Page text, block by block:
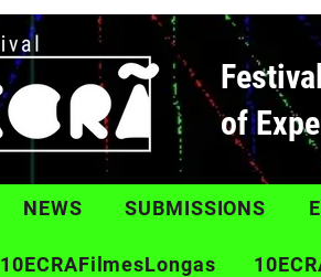
of
NEWS SUBMISSIONS
10ECRAFilmesLongas